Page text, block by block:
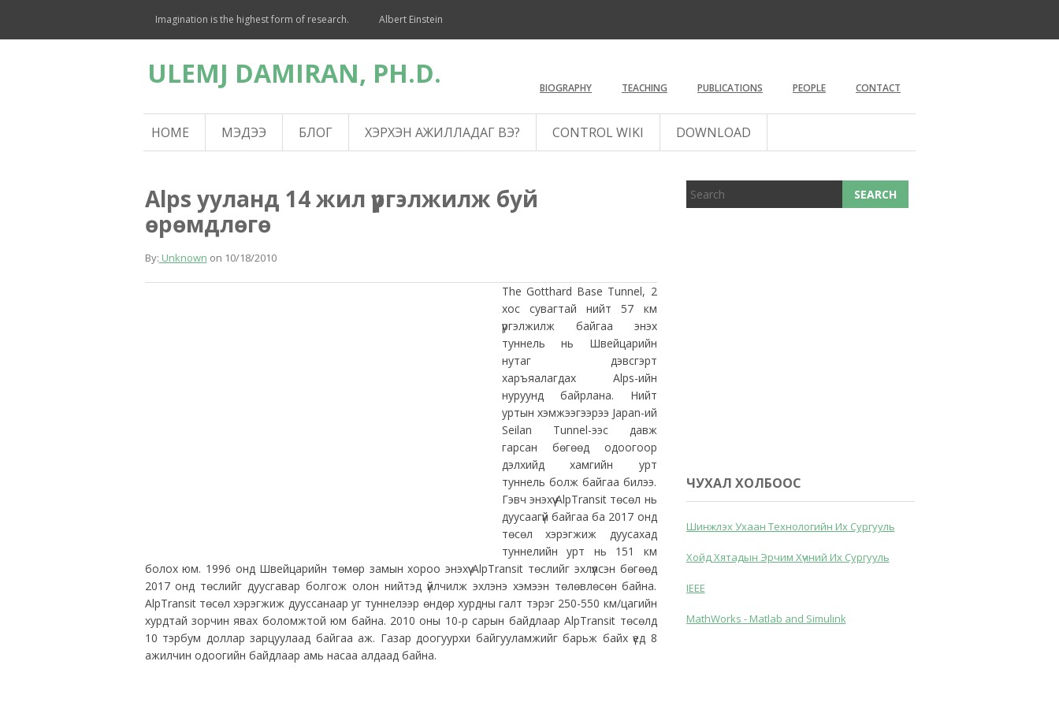
Imagination is the highest form of research. Albert Einstein
ULEMJ DAMIRAN, PH.D. BIOGRAPHY TEACHING PUBLICATIONS PEOPLE CONTACT
HOME МЭДЭЭ БЛОГ ХЭРХЭН АЖИЛЛАДАГ ВЭ? CONTROL WIKI DOWNLOAD
Alps ууланд 14 жил үргэлжилж буй
өрөмдлөгө
By: Unknown on 10/18/2010
The Gotthard Base Tunnel, 2
хос сувагтай нийт 57 км
үргэлжилж байгаа энэхүү
туннель нь Швейцарийн
нутаг дэвсгэрт
харъяалагдах Alps-ийн
нуруунд байрлана. Нийт
уртын хэмжээгээрээ Japan-ий
Seilan Tunnel-ээс давж
гарсан бөгөөд одоогоор
дэлхийд хамгийн урт
туннель болж байгаа билээ.
Гэвч энэхүү AlpTransit төсөл нь
дуусаагүй байгаа ба 2017 онд
төсөл хэрэгжиж дуусахад
туннелийн урт нь 151 км
болох юм. 1996 онд Швейцарийн төмөр замын хороо энэхүү AlpTransit төслийг эхлүүлсэн бөгөөд
2017 онд төслийг дуусгавар болгож олон нийтэд үйлчилж эхлэнэ хэмээн төлөвлөсөн байна.
AlpTransit төсөл хэрэгжиж дууссанаар уг туннелээр өндөр хурдны галт тэрэг 250-550 км/цагийн
хурдтай зорчин явах боломжтой юм байна. 2010 оны 10-р сарын байдлаар AlpTransit төсөлд
10 тэрбум доллар зарцуулаад байгаа аж. Газар доогуурхи байгууламжийг барьж байх үед 8
ажилчин одоогийн байдлаар амь насаа алдаад байна.
ЧУХАЛ ХОЛБООС
Шинжлэх Ухаан Технологийн Их Сургууль
Хойд Хятадын Эрчим Хүчний Их Сургууль
IEEE
MathWorks - Matlab and Simulink